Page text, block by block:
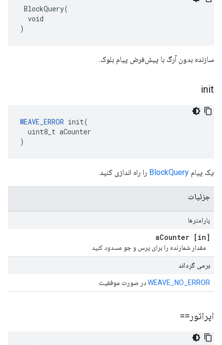
BlockQuery(
  void
)
سازنده بدون آرگ با پیش‌فرض پیام بلوک.
init
WEAVE_ERROR init(
  uint8_t aCounter
)
یک پیام BlockQuery را راه اندازی کنید.
جزئیات
پارامترها
[in] a
Counter
مقدار شمارنده را برای پرس و جو مسدود کنید
برمی گرداند
WEAVE_NO_ERRORدر صورت موفقیت
اپراتور==